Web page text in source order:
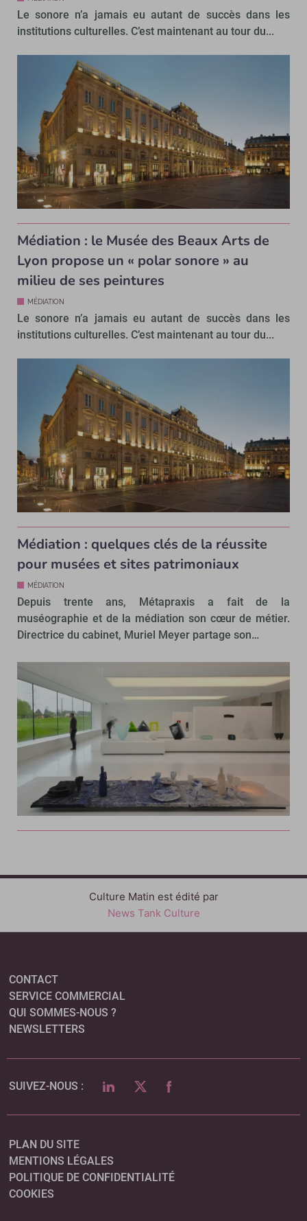
Le sonore n’a jamais eu autant de succès dans les
institutions culturelles. C’est maintenant au tour du...
Médiation : le Musée des Beaux Arts de
Lyon propose un « polar sonore » au
milieu de ses peintures
MÉDIATION
Le sonore n’a jamais eu autant de succès dans les
institutions culturelles. C’est maintenant au tour du...
Médiation : quelques clés de la réussite
pour musées et sites patrimoniaux
MÉDIATION
Depuis trente ans, Métapraxis a fait de la
muséographie et de la médiation son cœur de métier.
Directrice du cabinet, Muriel Meyer partage son…
Culture Matin est édité par
News Tank Culture
CONTACT
SERVICE COMMERCIAL
QUI SOMMES-NOUS ?
NEWSLETTERS
SUIVEZ-NOUS : LINKEDINTWITTERFACEBOOK
PLAN DU SITE
MENTIONS LÉGALES
POLITIQUE DE CONFIDENTIALITÉ
COOKIES